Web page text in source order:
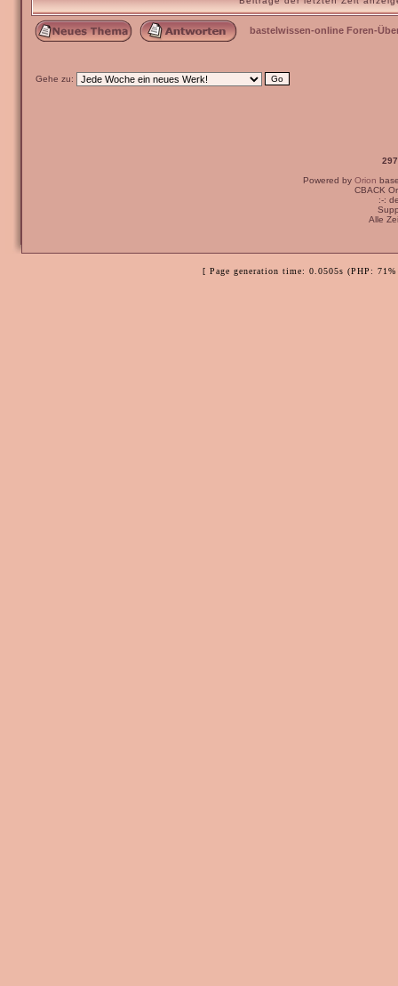
bastelwissen-online Foren-
Gehe zu:
Powered by Orion
CBACK
:-:
Alle
[ Page generation time: 0.0505s (PHP: